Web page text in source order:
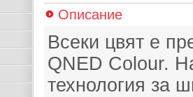
Описание
Всеки цвят е
QNED Colour.
технология за